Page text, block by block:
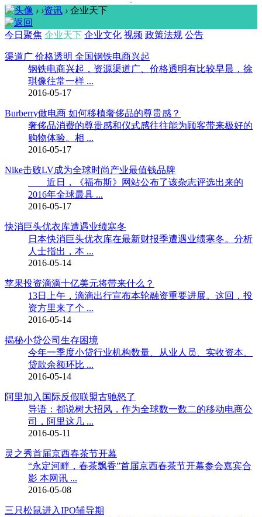
› ›资讯 › 企业天下
今日聚焦 企业天下 企业文化 视频 政策法规 公告
渠道广 价格透明 全国钢铁电商兴起
钢铁电商兴起，资源渠道广、价格透明有比较早晨，徐
琪像往常一样 ...
2016-05-17
Burberry做电商 如何移植奢侈品的尊贵感？
奢侈品消费的尊贵感和仪式感往往能为顾客带来极好的
购物体验。相 ...
2016-05-17
Nike击败LV成为全球时尚产业最值钱品牌
近日，《福布斯》网站公布了该杂志评选出来的
2016年全球最具 ...
2016-05-17
快消巨头优衣库遭遇业绩寒冬
日本快消巨头优衣库在最新财报季遭遇业绩寒冬。分析
人士指出，本 ...
2016-05-14
苹果投资滴滴十亿美元将带来什么？
13日上午，滴滴出行宣布本轮融资重要进展。这回，投
资方里来了个 ...
2016-05-14
揭秘小贷公司生存困境
今年一季度小贷行业机构数量、从业人员、实收资本、
贷款余额环比 ...
2016-05-14
阿里加入国际反假联盟古驰怒了
导语：都说树大招风，作为全球数一数二的移动电商公
司，阿里这几 ...
2016-05-11
灵之秀首届京西春茶节开幕
“永定河畔，春茶飘香”首届京西春茶节开幕参会嘉宾合
影 本网讯 ...
2016-05-08
三只松鼠进入IPO辅导期